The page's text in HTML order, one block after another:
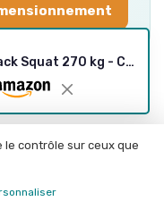
un hack
plus vertical, proche
dossier et les épaules
Presse à cuisses & Hack Squat 270 kg - Compacte
le contrôle sur ceux que